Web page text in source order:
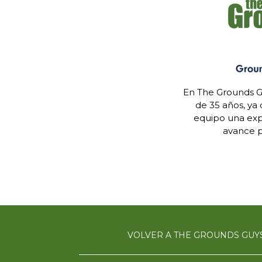
En The Grounds
de 35 años,
equipo una
avance
VOLVER A THE GROUNDS